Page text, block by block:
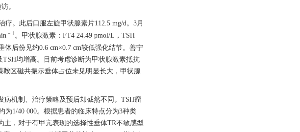
。
疗。此后口服左旋甲状腺素片112.5 mg/d。3月
－1。甲状腺激素：FT4 24.49 pmol/L，TSH
后份见约0.6 cm×0.7 cm较低强化结节。善宁
TSH均增高。目前考虑诊断为甲状腺激素抵抗
区磁共振示垂体占位未见明显长大，甲状腺
机制、治疗策略及预后却截然不同。TSH瘤
1/40 000。根据患者的临床特点分为3种类
，对于有甲亢表现的选择性垂体TR不敏感型